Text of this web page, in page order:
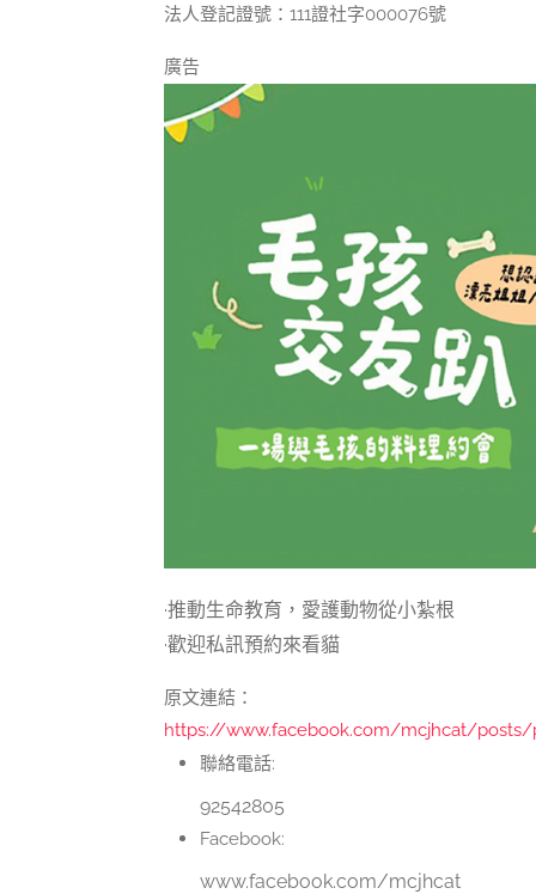
法人登記證號：111證社字000076號
廣告
·推動生命教育，愛護動物從小紮根
·歡迎私訊預約來看貓
原文連結：
https://www.facebook.com/mcjhcat/posts/
聯絡電話:
92542805
Facebook:
www.facebook.com/mcjhcat